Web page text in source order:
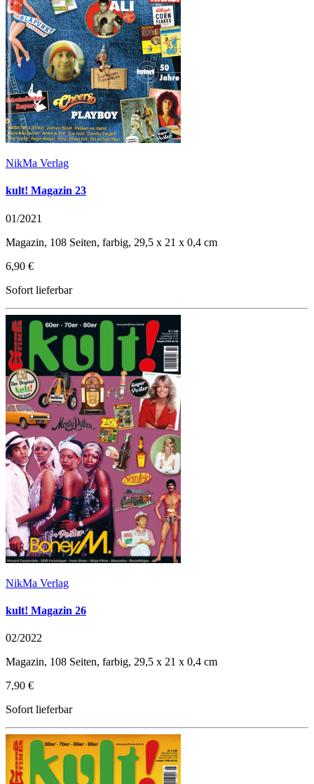
NikMa Verlag
kult! Magazin 23
01/2021
Magazin, 108 Seiten, farbig, 29,5 x 21 x 0,4 cm
6,90 €
Sofort lieferbar
NikMa Verlag
kult! Magazin 26
02/2022
Magazin, 108 Seiten, farbig, 29,5 x 21 x 0,4 cm
7,90 €
Sofort lieferbar